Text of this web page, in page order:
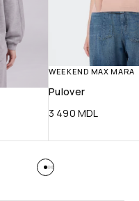
WEEKEND MAX MARA
Pulover
3 490 MDL